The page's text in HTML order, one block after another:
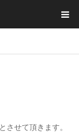
させて頂きます。